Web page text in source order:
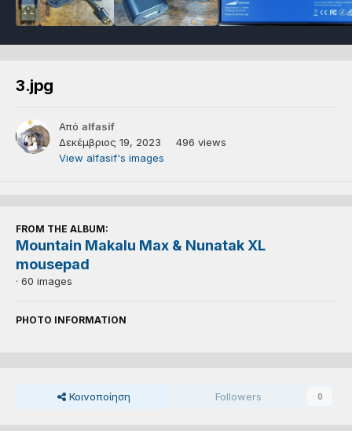
3.jpg
Από alfasif
Δεκέμβριος 19, 2023
496 views
View alfasif's images
FROM THE ALBUM:
Mountain Makalu Max & Nunatak XL
mousepad
· 60 images
PHOTO INFORMATION
Κοινοποίηση Followers 0